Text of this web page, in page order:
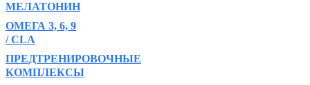
МЕЛАТОНИН
ОМЕГА 3, 6, 9
/ CLA
ПРЕДТРЕНИРОВОЧНЫЕ
КОМПЛЕКСЫ